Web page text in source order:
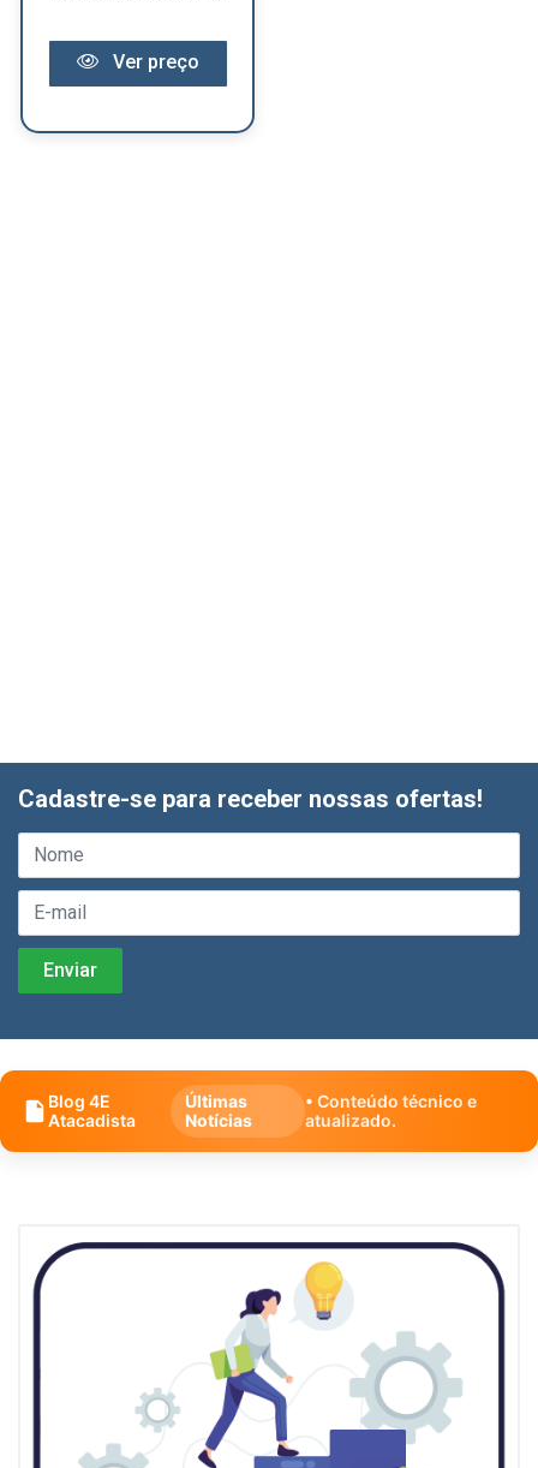
Ver preço
Cadastre-se para receber nossas ofertas!
Blog 4E
Atacadista
Últimas
Notícias
• Conteúdo técnico e
atualizado.